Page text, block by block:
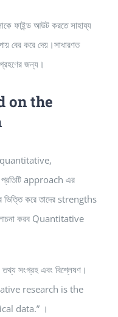
ফাইন্ড আউট করতে সাহায্য
বের করে দেয়।সাধারণত
জন্য।
on the
quantitative,
approach এর
করে তাদের strengths
করব Quantitative
সংগ্রহ এবং বিশ্লেষণ।
research is the
data.” ।